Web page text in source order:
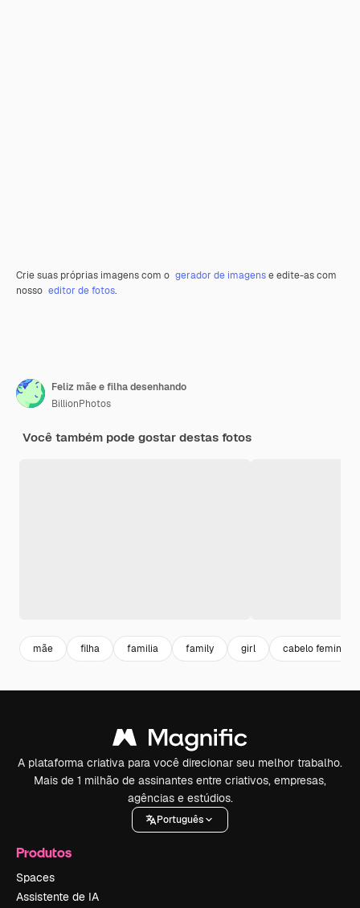
Crie suas próprias imagens com o gerador de imagense edite-as com
nosso editor de fotos.
Feliz mãe e filha desenhando
BillionPhotos
Você também pode gostar destas fotos
mãe filha familia family girl cabelo feminino
A plataforma criativa para você direcionar seu melhor trabalho.
Mais de 1 milhão de assinantes entre criativos, empresas,
agências e estúdios.
Português
Produtos
Spaces
Assistente de IA